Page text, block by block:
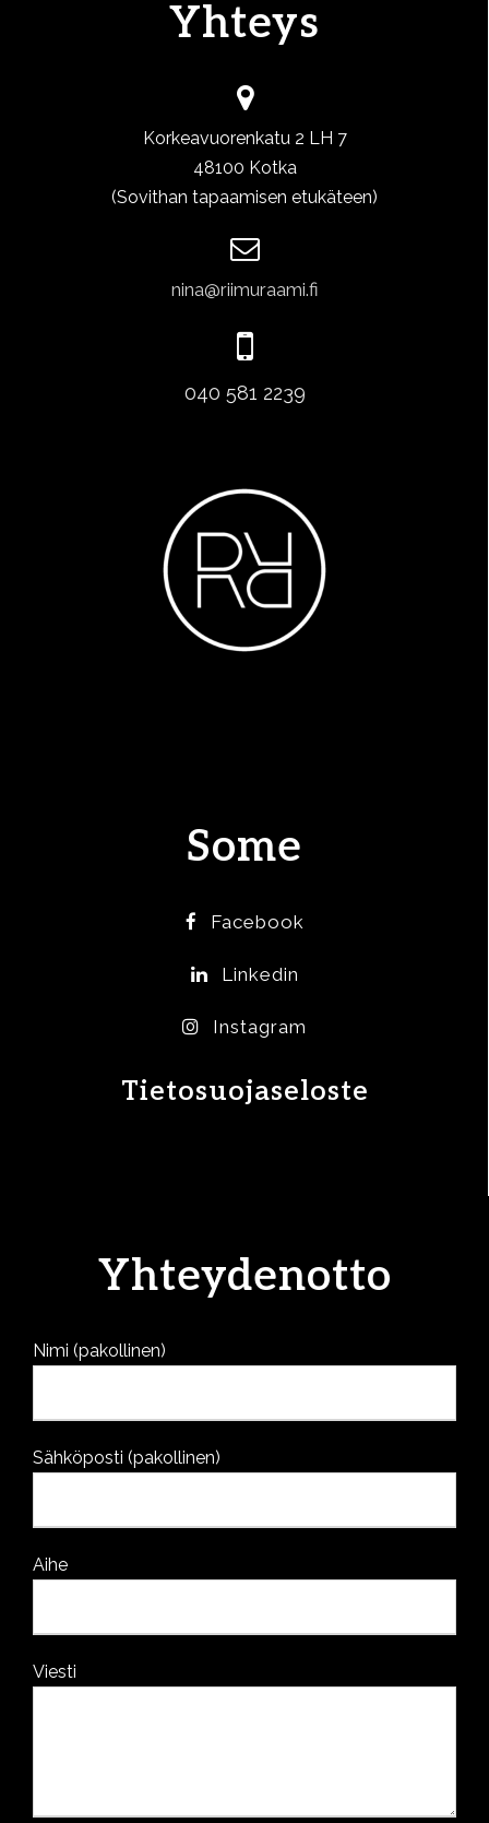
Yhteys
Korkeavuorenkatu 2 LH 7
48100 Kotka
(Sovithan tapaamisen etukäteen)
nina@riimuraami.fi
040 581 2239
Some
Facebook
Linkedin
Instagram
Tietosuojaseloste
Yhteydenotto
Nimi (pakollinen)
Sähköposti (pakollinen)
Aihe
Viesti